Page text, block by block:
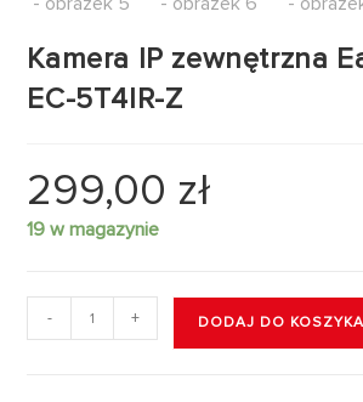
Kamera IP zewnętrzna
EC-5T4IR-Z
299,00 zł
19 w magazynie
- + DODAJ DO KOSZYKA